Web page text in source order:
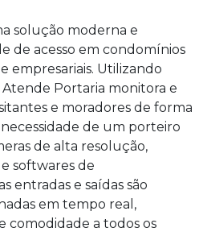
solução moderna e
de acesso em condomínios
empresariais. Utilizando
Portaria monitora e
e moradores de forma
de um porteiro
de alta resolução,
softwares de
entradas e saídas são
em tempo real,
comodidade a todos os